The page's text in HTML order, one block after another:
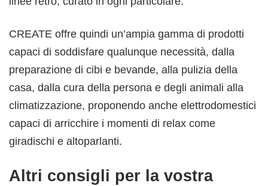
CREATE offre quindi un’ampia gamma di prodotti
capaci di soddisfare qualunque necessità, dalla
preparazione di cibi e bevande, alla pulizia della
casa, dalla cura della persona e degli animali alla
climatizzazione, proponendo anche elettrodomestici
capaci di arricchire i momenti di relax come
giradischi e altoparlanti.
Altri consigli per la vostra